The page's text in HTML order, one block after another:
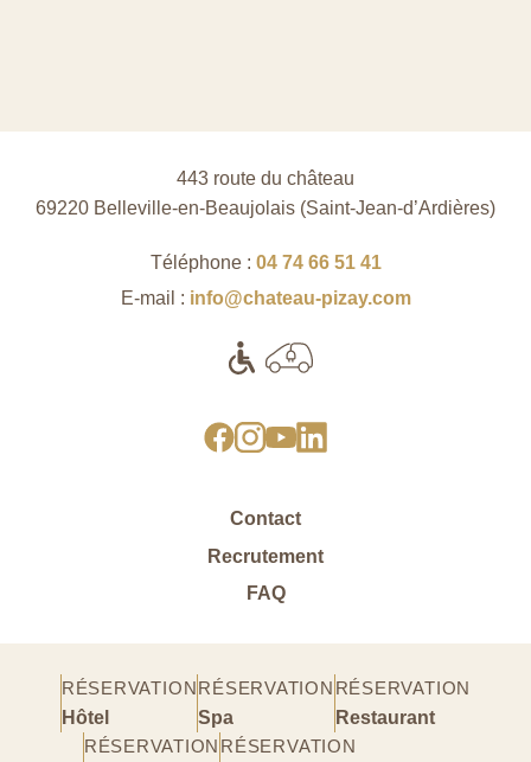
443 route du château
69220 Belleville-en-Beaujolais (Saint‑Jean‑d’Ardières)
Téléphone : 04 74 66 51 41
E-mail : info@chateau-pizay.com
Contact
Recrutement
FAQ
RÉSERVATION
Hôtel
RÉSERVATION
Spa
RÉSERVATION
Restaurant
RÉSERVATION RÉSERVATION